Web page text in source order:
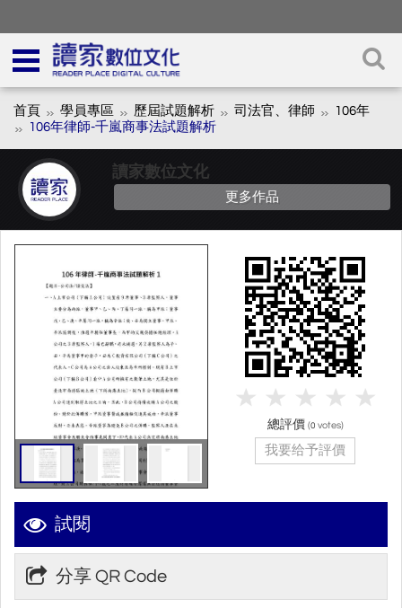
首頁 學員專區 歷屆試題解析 司法官、律師
106年
106年律師-千嵐商事法試題解析
讀家數位文化
更多作品
試閱
分享 QR Code
總評價 (0 votes)
我要给予評價